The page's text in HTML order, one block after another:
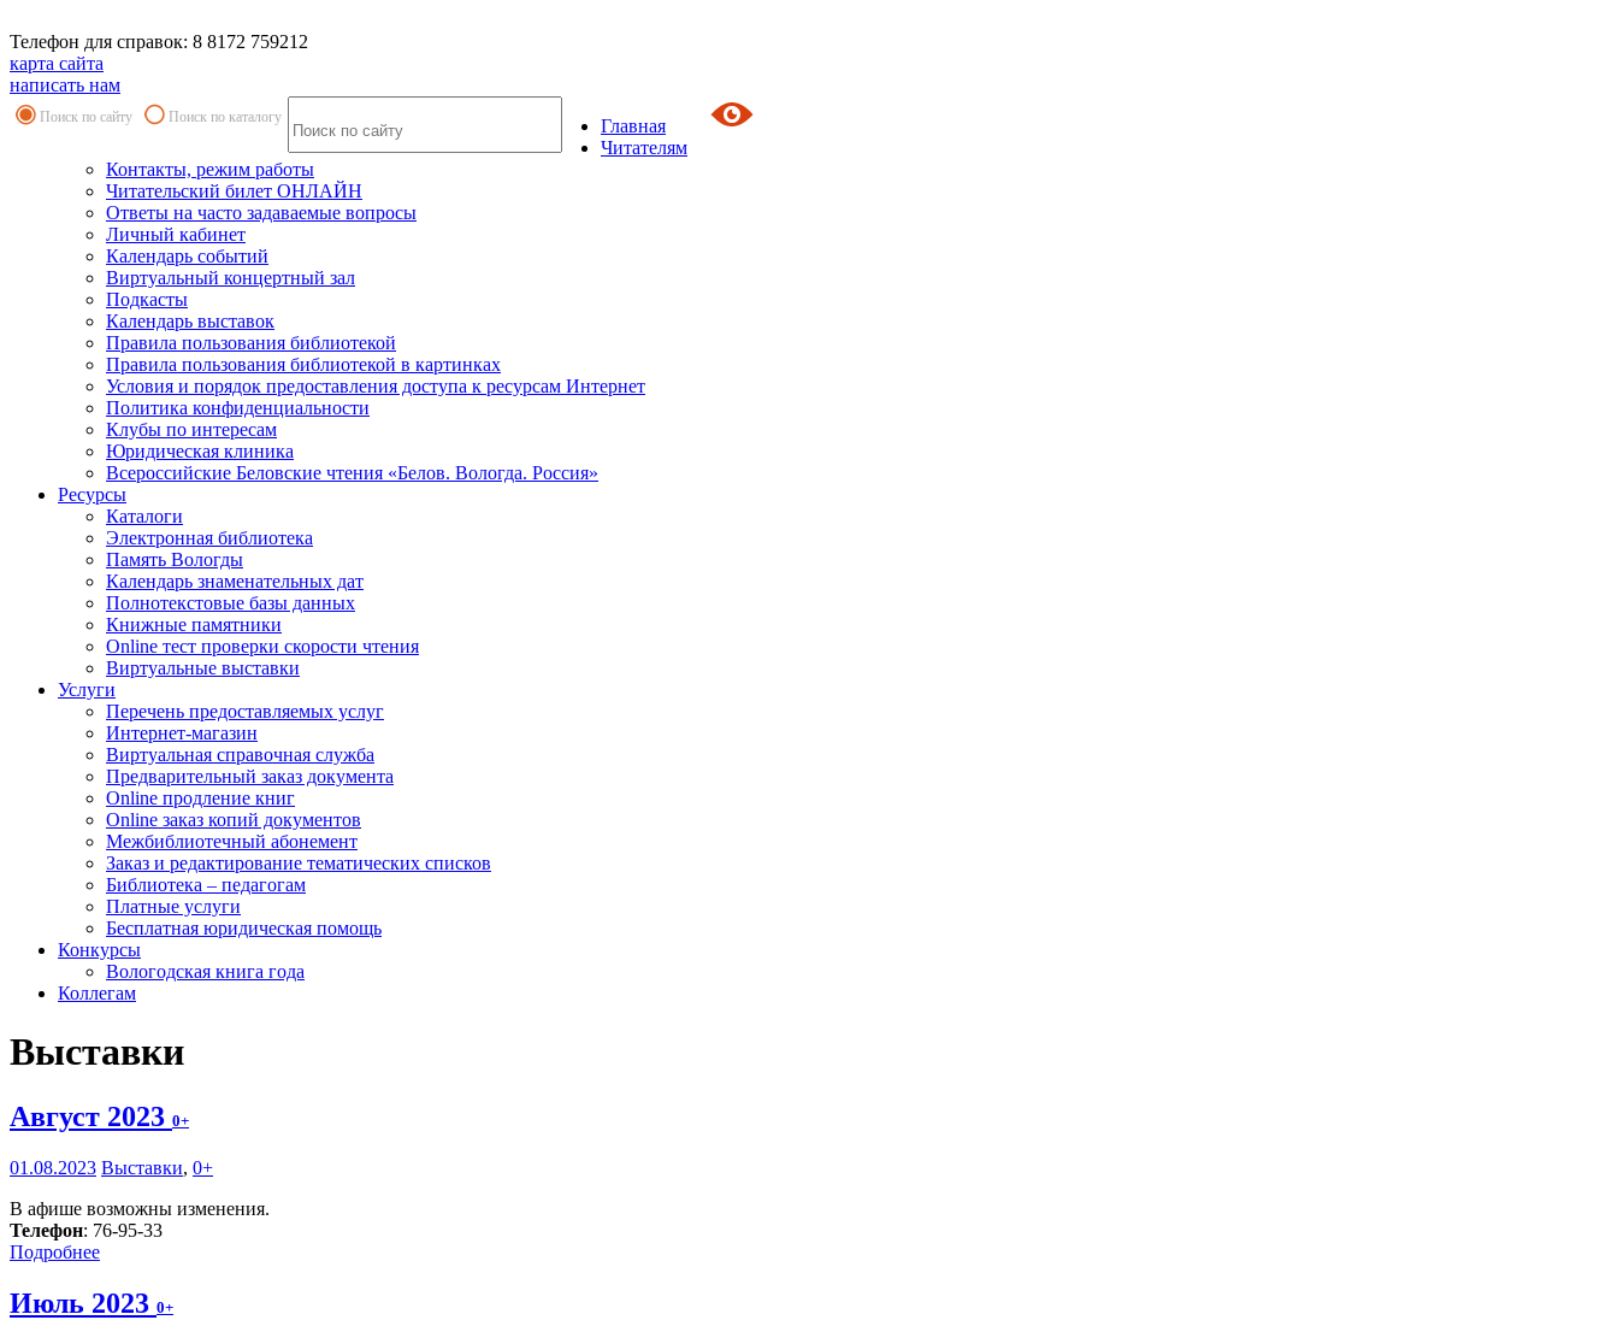
Телефон для справок: 8 8172 759212
карта сайта
написать нам
Поиск по сайту Поиск по каталогу
Главная
Читателям
Контакты, режим работы
Читательский билет ОНЛАЙН
Ответы на часто задаваемые вопросы
Личный кабинет
Календарь событий
Виртуальный концертный зал
Подкасты
Календарь выставок
Правила пользования библиотекой
Правила пользования библиотекой в картинках
Условия и порядок предоставления доступа к ресурсам Интернет
Политика конфиденциальности
Клубы по интересам
Юридическая клиника
Всероссийские Беловские чтения «Белов. Вологда. Россия»
Ресурсы
Каталоги
Электронная библиотека
Память Вологды
Календарь знаменательных дат
Полнотекстовые базы данных
Книжные памятники
Online тест проверки скорости чтения
Виртуальные выставки
Услуги
Перечень предоставляемых услуг
Интернет-магазин
Виртуальная справочная служба
Предварительный заказ документа
Online продление книг
Online заказ копий документов
Межбиблиотечный абонемент
Заказ и редактирование тематических списков
Библиотека – педагогам
Платные услуги
Бесплатная юридическая помощь
Конкурсы
Вологодская книга года
Коллегам
Выставки
Август 2023 0+
01.08.2023 Выставки, 0+
В афише возможны изменения.
Телефон: 76-95-33
Подробнее
Июль 2023 0+